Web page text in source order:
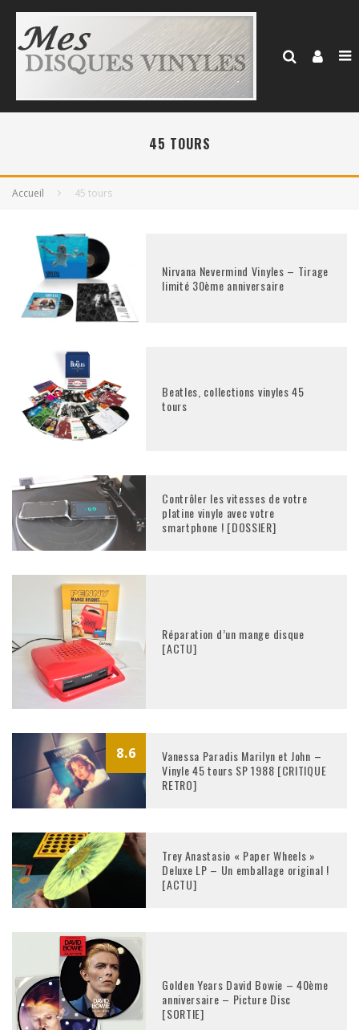
45 TOURS
Accueil 45 tours
Nirvana Nevermind Vinyles – Tirage
limité 30ème anniversaire
Beatles, collections vinyles 45
tours
Contrôler les vitesses de votre
platine vinyle avec votre
smartphone ! [DOSSIER]
Réparation d’un mange disque
[ACTU]
8.6
Vanessa Paradis Marilyn et John –
Vinyle 45 tours SP 1988 [CRITIQUE
RETRO]
Trey Anastasio « Paper Wheels »
Deluxe LP – Un emballage original !
[ACTU]
Golden Years David Bowie – 40ème
anniversaire – Picture Disc
[SORTIE]